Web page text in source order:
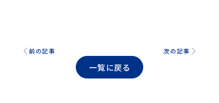
前の記事
一覧に戻る
次の記事